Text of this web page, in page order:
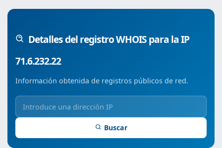
Detalles del registro WHOIS para la IP
71.6.232.22
Información obtenida de registros públicos de red.
Buscar